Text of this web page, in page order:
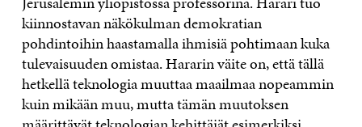
kiinnostavan näkökulman demokratian
pohdintoihin haastamalla ihmisiä pohtimaan kuka
tulevaisuuden omistaa. Hararin väite on, että tällä
hetkellä teknologia muuttaa maailmaa nopeammin
kuin mikään muu, mutta tämän muutoksen